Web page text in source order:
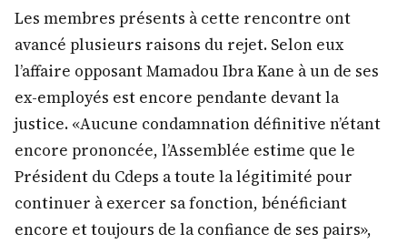
Les membres présents à cette rencontre ont
avancé plusieurs raisons du rejet. Selon eux
l’affaire opposant Mamadou Ibra Kane à un de ses
ex-employés est encore pendante devant la
justice. «Aucune condamnation définitive n’étant
encore prononcée, l’Assemblée estime que le
Président du Cdeps a toute la légitimité pour
continuer à exercer sa fonction, bénéficiant
encore et toujours de la confiance de ses pairs»,